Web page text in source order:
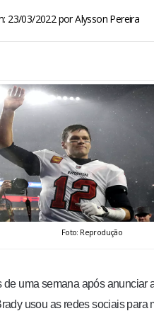
23/03/2022porAlysson Pereira
Foto: Reprodução
de uma semana após anunciar
usou as redes sociais para